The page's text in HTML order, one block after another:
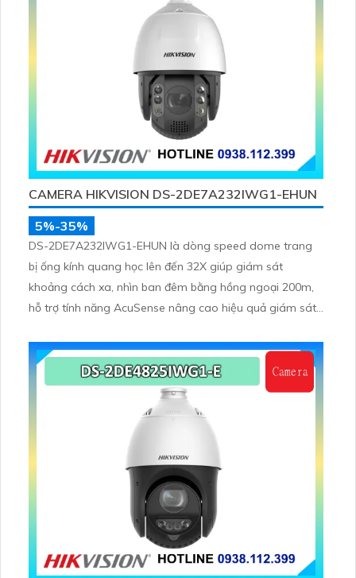
CAMERA HIKVISION DS-2DE7A232IWG1-EHUN
5%-35%
DS-2DE7A232IWG1-EHUN là dòng speed dome trang
bị ống kính quang học lên đến 32X giúp giám sát
khoảng cách xa, nhìn ban đêm bằng hồng ngoại 200m,
hỗ trợ tính năng AcuSense nâng cao hiệu quả giám sát
learning